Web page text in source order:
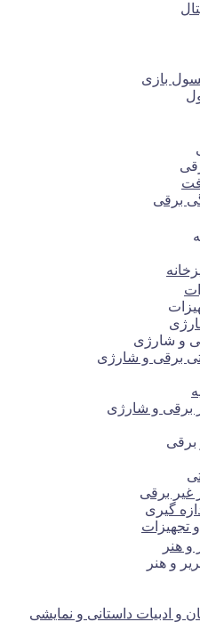
بازی
برقی
و شارژی
برقی و شارژی
برقی و شارژی
برقی
غیر برقی
گیری
تجهیزات
و هنر
و هنر
و ادبیات داستانی و نمایشی